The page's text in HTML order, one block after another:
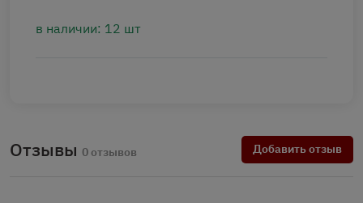
в наличии: 12 шт
Отзывы 0 отзывов Добавить отзыв